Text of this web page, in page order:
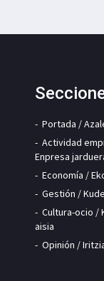
Portada /
Actividad
Enpresa
Economía /
Gestión /
Cultura-ocio /
aisia
Opinión /